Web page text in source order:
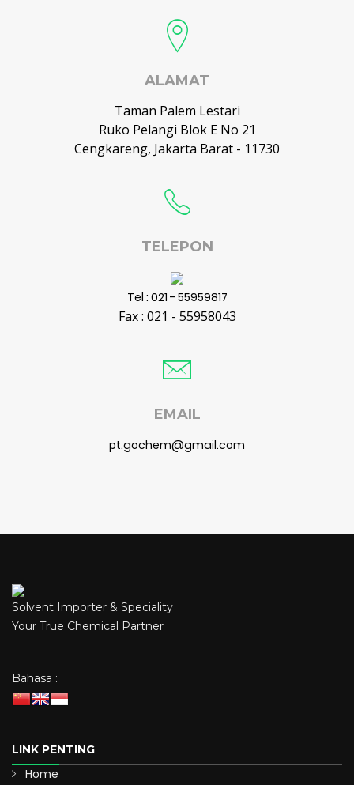
ALAMAT
Taman Palem Lestari
Ruko Pelangi Blok E No 21
Cengkareng, Jakarta Barat - 11730
TELEPON
Tel : 021 - 55959817
Fax : 021 - 55958043
EMAIL
pt.gochem@gmail.com
Solvent Importer & Speciality
Your True Chemical Partner
Bahasa :
LINK PENTING
Home